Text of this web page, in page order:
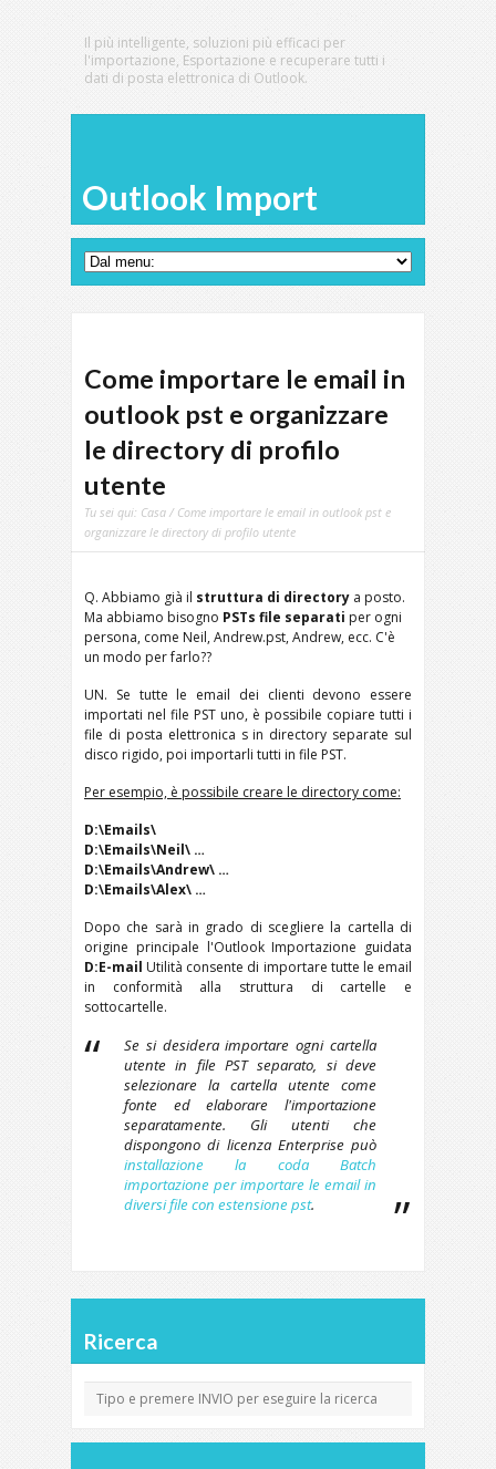
Il più intelligente, soluzioni più efficaci per
l'importazione, Esportazione e recuperare tutti i
dati di posta elettronica di Outlook.
Outlook Import
Come importare le email in
outlook pst e organizzare
le directory di profilo
utente
Tu sei qui: Casa / Come importare le email in outlook pst e
organizzare le directory di profilo utente
Q. Abbiamo già il struttura di directory a posto.
Ma abbiamo bisogno PSTs file separati per ogni
persona, come Neil, Andrew.pst, Andrew, ecc. C'è
un modo per farlo??
UN. Se tutte le email dei clienti devono essere
importati nel file PST uno, è possibile copiare tutti i
file di posta elettronica s in directory separate sul
disco rigido, poi importarli tutti in file PST.
Per esempio, è possibile creare le directory come:
D:\Emails\
D:\Emails\Neil\ …
D:\Emails\Andrew\ …
D:\Emails\Alex\ …
Dopo che sarà in grado di scegliere la cartella di
origine principale l'Outlook Importazione guidata
D:E-mail Utilità consente di importare tutte le email
in conformità alla struttura di cartelle e
sottocartelle.
Se si desidera importare ogni cartella
utente in file PST separato, si deve
selezionare la cartella utente come
fonte ed elaborare l'importazione
separatamente. Gli utenti che
dispongono di licenza Enterprise può
installazione la coda Batch
importazione per importare le email in
diversi file con estensione pst.
Ricerca